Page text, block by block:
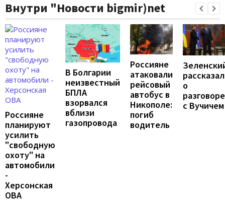
Внутри "Новости bigmir)net
Россияне
планируют
усилить
"свободную
охоту" на
автомобили
-
Херсонская
ОВА
В Болгарии
неизвестный
БПЛА
взорвался
вблизи
газопровода
Россияне
атаковали
рейсовый
автобус в
Никополе:
погиб
водитель
рассказал
о
разговоре
с Вучичем